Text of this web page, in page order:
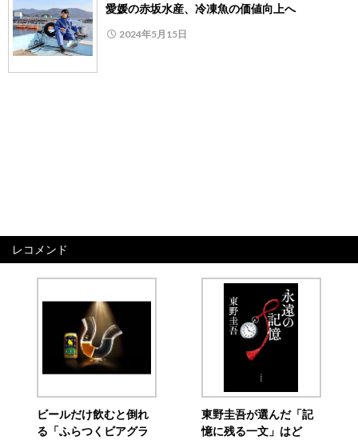
愛媛の赤坂水産、冷凍魚の価値向上へ
2024年5月15日
レコメンド
ビールだけ飲むと倒れ
る「ふらつくビアグラ
東野圭吾が選んだ「記
憶に残る一文」はど